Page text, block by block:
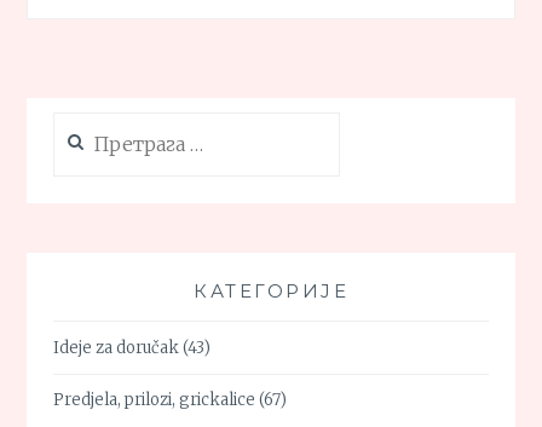
за:
КАТЕГОРИЈЕ
Ideje za doručak(43)
Predjela, prilozi, grickalice (67)